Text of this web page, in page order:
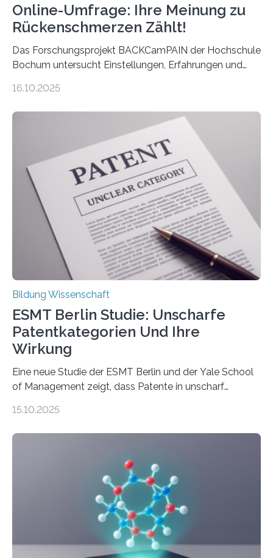
Online-Umfrage: Ihre Meinung zu
Rückenschmerzen Zählt!
Das Forschungsprojekt BACKCamPAIN der Hochschule
Bochum untersucht Einstellungen, Erfahrungen und
gehören zu den häufigsten gesundheitlichen
Rückenschmerzen denken und welche Erfahrungen sie
damit gemacht haben, kann entscheidend
beeinflussen, wie Schmerzen verlaufen und welche
Therapien wirken. Diese individuellen Überzeugungen
stehen im Mittelpunkt einer aktuellen Studie der
Hochschule Bochum. Im Rahmen des
Promotionsprojekts „BACKCamPAIN“ führt die
Doktorandin Deborah Jost (Hochschule Bochum,
Promotionskolleg NRW) derzeit eine Online-Umfrage
durch. Ziel ist es, herauszufinden,…
16.10.2025
Bildung Wissenschaft
ESMT Berlin Studie: Unscharfe
Patentkategorien Und Ihre
Wirkung
Eine neue Studie der ESMT Berlin und der Yale School
of Management zeigt, dass Patente in unscharf
häufiger zu bahnbrechenden Innovationen führen und
Erfindungen entstehen besonders dann, wenn
Wissenskategorien verschwimmen. Das zeigt neue
Forschung von Gianluca Carnabuci, Professor of
Organizational Behavior an der ESMT Berlin, und
Balázs Kovács, Professor an der Yale School of
Management. Die Forscher kommen zu dem Schluss,
dass Patente…
15.10.2025